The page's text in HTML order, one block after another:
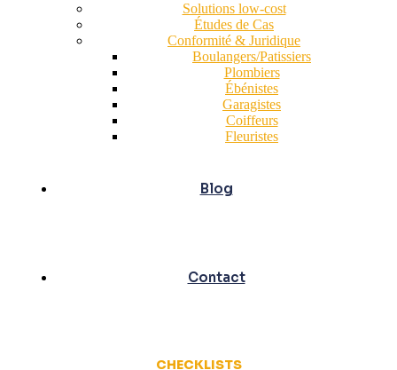
Solutions low-cost
Études de Cas
Conformité & Juridique
Boulangers/Patissiers
Plombiers
Ébénistes
Garagistes
Coiffeurs
Fleuristes
Blog
Contact
CHECKLISTS